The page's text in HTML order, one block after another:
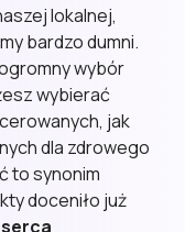
lokalnej,
bardzo dumni.
wybór
wybierać
jak
dla zdrowego
to synonim
doceniło już